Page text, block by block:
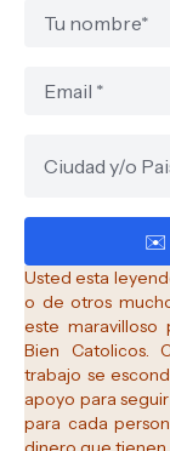
Usted esta
o de otros
este maravilloso
Bien Catolicos.
trabajo se
apoyo para
para cada